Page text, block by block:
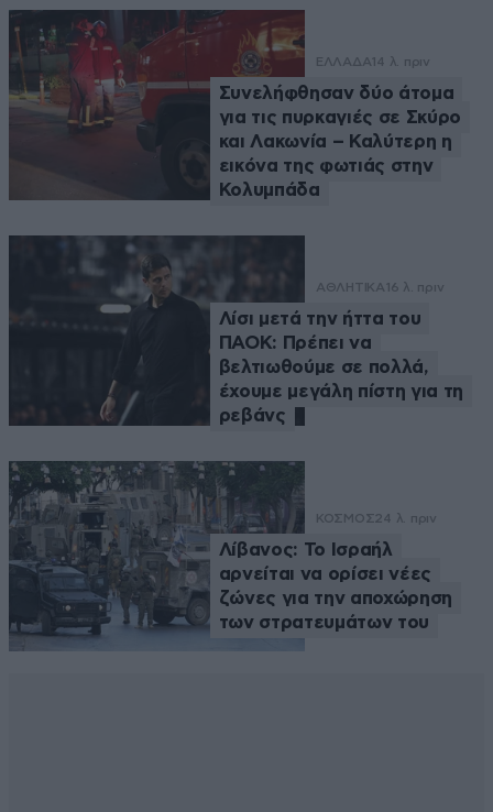
ΕΛΛΑΔΑ 14 λ. πριν
Συνελήφθησαν δύο άτομα
για τις πυρκαγιές σε Σκύρο
και Λακωνία – Καλύτερη η
εικόνα της φωτιάς στην
Κολυμπάδα
ΑΘΛΗΤΙΚΑ 16 λ. πριν
Λίσι μετά την ήττα του
ΠΑΟΚ: Πρέπει να
βελτιωθούμε σε πολλά,
έχουμε μεγάλη πίστη για τη
ρεβάνς
ΚΟΣΜΟΣ24 λ. πριν
Λίβανος: Το Ισραήλ
αρνείται να ορίσει νέες
ζώνες για την αποχώρηση
των στρατευμάτων του